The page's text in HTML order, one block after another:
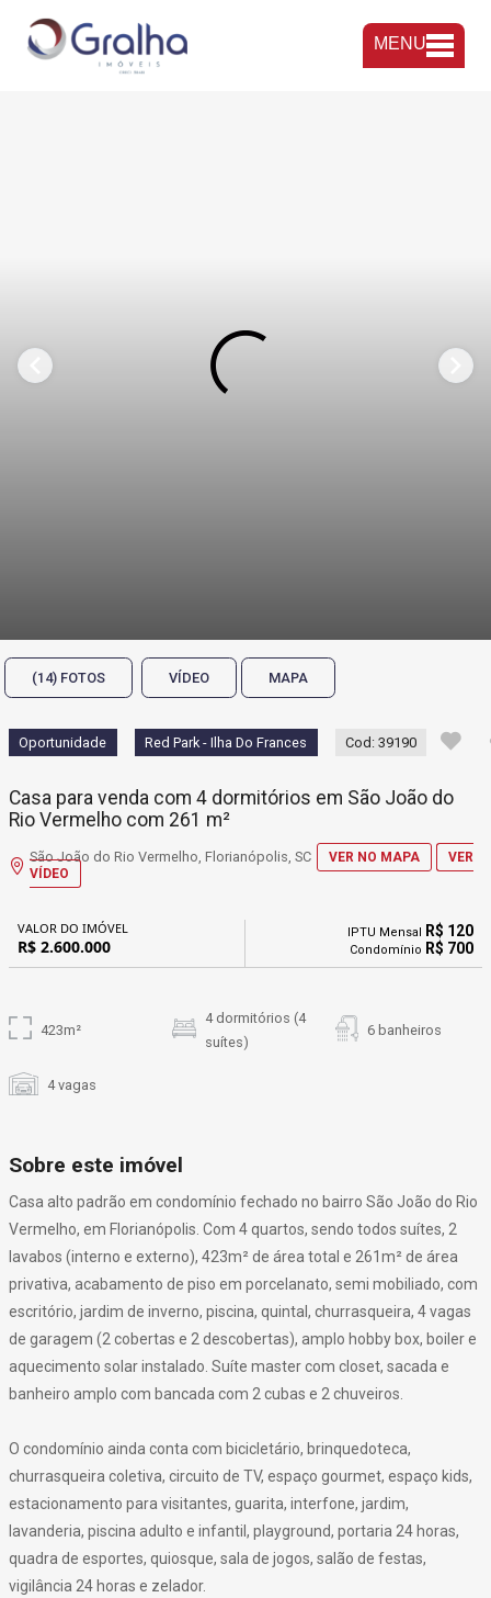
MENU
(14) FOTOS VÍDEO MAPA
Oportunidade Red Park - Ilha Do Frances Cod: 39190
Casa para venda com 4 dormitórios em São João do
Rio Vermelho com 261 m²
São João do Rio Vermelho, Florianópolis, SC VER NO MAPA
VER
VÍDEO
VALOR DO IMÓVEL
R$ 2.600.000
IPTU Mensal R$ 120
Condomínio R$ 700
423m²
4 dormitórios (4
suítes)
6 banheiros
4 vagas
Sobre este imóvel
Casa alto padrão em condomínio fechado no bairro São João do Rio
Vermelho, em Florianópolis. Com 4 quartos, sendo todos suítes, 2
lavabos (interno e externo), 423m² de área total e 261m² de área
privativa, acabamento de piso em porcelanato, semi mobiliado, com
escritório, jardim de inverno, piscina, quintal, churrasqueira, 4 vagas
de garagem (2 cobertas e 2 descobertas), amplo hobby box, boiler e
aquecimento solar instalado. Suíte master com closet, sacada e
banheiro amplo com bancada com 2 cubas e 2 chuveiros.
O condomínio ainda conta com bicicletário, brinquedoteca,
churrasqueira coletiva, circuito de TV, espaço gourmet, espaço kids,
estacionamento para visitantes, guarita, interfone, jardim,
lavanderia, piscina adulto e infantil, playground, portaria 24 horas,
quadra de esportes, quiosque, sala de jogos, salão de festas,
vigilância 24 horas e zelador.